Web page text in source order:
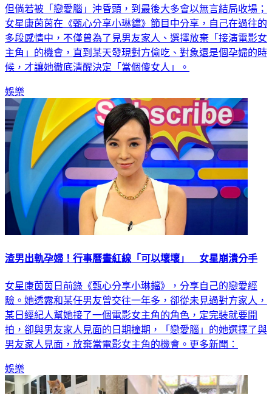
但倘若被「戀愛腦」沖昏頭，到最後大多會以無言結局收場；
女星康茵茵在《甄心分享小琳鐺》節目中分享，自己在過往的
多段感情中，不僅曾為了見男友家人、選擇放棄「接演電影女
主角」的機會，直到某天發現對方偷吃、對象還是個孕婦的時
候，才讓她徹底清醒決定「當個傻女人」。
娛樂
渣男出軌孕婦！行事曆畫紅線「可以壞壞」 女星崩潰分手
女星康茵茵日前錄《甄心分享小琳鐺》，分享自己的戀愛經
驗。她透露和某任男友曾交往一年多，卻從未見過對方家人，
某日經紀人幫她接了一個電影女主角的角色，定完裝就要開
拍，卻與男友家人見面的日期撞期，「戀愛腦」的她選擇了與
男友家人見面，放棄當電影女主角的機會。更多新聞：
娛樂